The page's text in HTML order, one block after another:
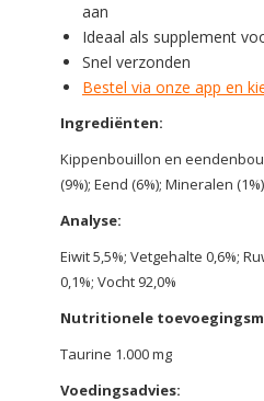
aan
Ideaal als supplement
Snel verzonden
Bestel via onze app en
Ingrediënten:
Kippenbouillon en
(9%); Eend (6%); Mineralen (1%)
Analyse:
Eiwit 5,5%; Vetgehalte 0,6%;
0,1%; Vocht 92,0%
Nutritionele
Taurine 1.000 mg
Voedingsadvies: